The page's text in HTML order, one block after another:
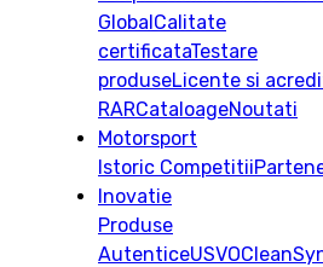
GlobalCalitate
certificataTestare
produseLicente si
RARCataloageNoutati
Motorsport
Istoric Competitii
Inovatie
Produse
AutenticeUSVO